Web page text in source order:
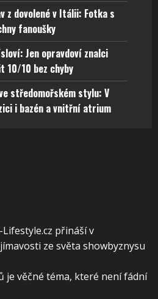
z dovolené v Itálii: Fotka s
fanoušky
Jen opravdoví znalci
10/10 bez chyby
středomořském stylu: V
i bazén a vnitřní atrium
přináší v
ze světa showbyznysu
je věčné téma, které není fádní